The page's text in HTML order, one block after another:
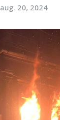
aug. 20, 2024